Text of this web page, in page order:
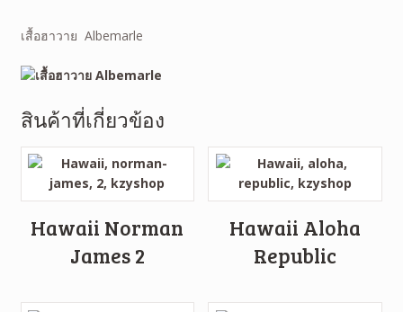
เสื้อฮาวาย Albemarle
สินค้าที่เกี่ยวข้อง
Hawaii Norman
James 2
Hawaii Aloha
Republic